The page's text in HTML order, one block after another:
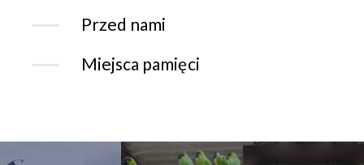
Przed nami
Miejsca pamięci